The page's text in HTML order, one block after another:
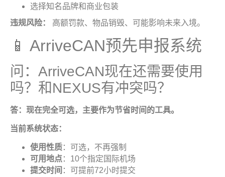
选择知名品牌和商业包装
违规风险：
高额罚款、物品销毁、可能影响未来入境。
📱 ArriveCAN预先申报系统
问：ArriveCAN现在还需要使用
吗？和NEXUS有冲突吗？
答：现在完全可选，主要作为节省时间的工具。
当前系统状态：
使用性质：可选，不再强制
可用地点：10个指定国际机场
提交时间 ：可提前72小时提交